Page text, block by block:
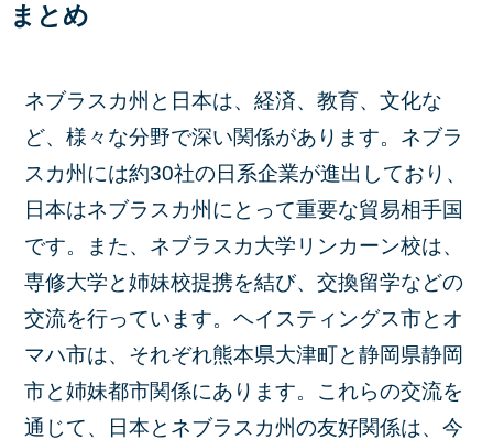
まとめ
ネブラスカ州と日本は、経済、教育、文化な
ど、様々な分野で深い関係があります。ネブラ
スカ州には約30社の日系企業が進出しており、
日本はネブラスカ州にとって重要な貿易相手国
です。また、ネブラスカ大学リンカーン校は、
専修大学と姉妹校提携を結び、交換留学などの
交流を行っています。ヘイスティングス市とオ
マハ市は、それぞれ熊本県大津町と静岡県静岡
市と姉妹都市関係にあります。これらの交流を
通じて、日本とネブラスカ州の友好関係は、今